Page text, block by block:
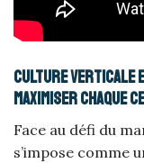
Culture verticale
maximiser chaque
Face au défi du
s’impose comme